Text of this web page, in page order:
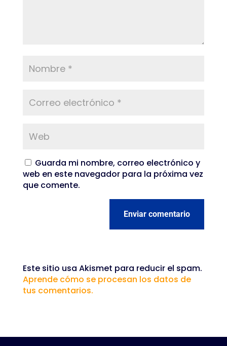
Guarda mi nombre, correo electrónico y
web en este navegador para la próxima vez
que comente.
Enviar comentario
Este sitio usa Akismet para reducir el spam.
Aprende cómo se procesan los datos de
tus comentarios.